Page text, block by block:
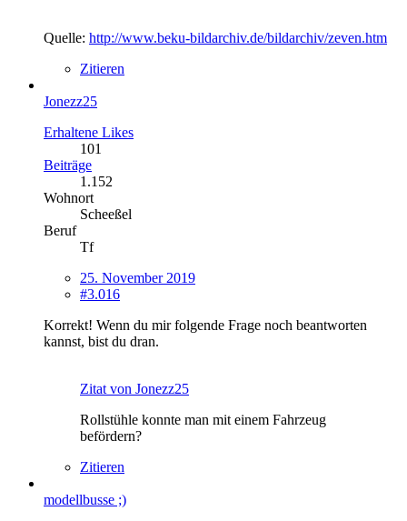
Quelle: http://www.beku-bildarchiv.de/bildarchiv/zeven.htm
Zitieren
Jonezz25
Erhaltene Likes
101
Beiträge
1.152
Wohnort
Scheeßel
Beruf
Tf
25. November 2019
#3.016
Korrekt! Wenn du mir folgende Frage noch beantworten
kannst, bist du dran.
Zitat von Jonezz25
Rollstühle konnte man mit einem Fahrzeug
befördern?
Zitieren
modellbusse ;)